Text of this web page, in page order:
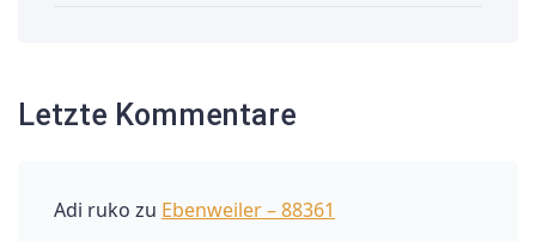
Letzte Kommentare
Adi ruko zu Ebenweiler – 88361